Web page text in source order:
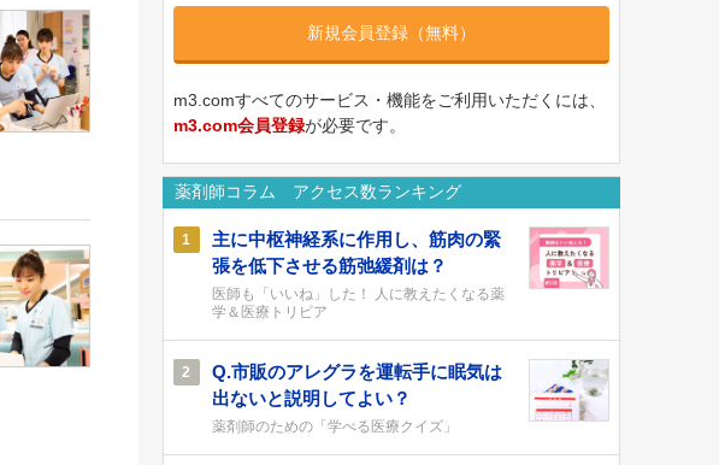
新規会員登録（無料）
m3.comすべてのサービス・機能をご利用いただくには、
m3.com会員登録が必要です。
薬剤師コラム アクセス数ランキング
1
主に中枢神経系に作用し、筋肉の緊
張を低下させる筋弛緩剤は？
医師も「いいね」した！ 人に教えたくなる薬
学＆医療トリビア
2
Q.市販のアレグラを運転手に眠気は
出ないと説明してよい？
薬剤師のための「学べる医療クイズ」